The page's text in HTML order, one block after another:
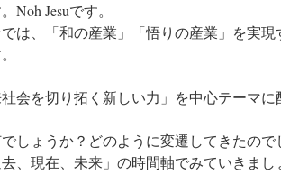
Noh Jesuです。
は、「和の産業」「悟りの産業」を実現
会を切り拓く新しい力」を中心テーマに
しょうか？どのように変遷してきたので
、現在、未来」の時間軸でみていきまし